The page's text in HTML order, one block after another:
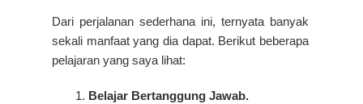
Dari perjalanan sederhana ini, ternyata banyak
sekali manfaat yang dia dapat. Berikut beberapa
pelajaran yang saya lihat:
Belajar Bertanggung Jawab.